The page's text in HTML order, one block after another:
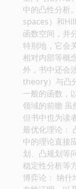
中的凸性分析
spaces）和
函数空间，并
特别地，它会
相对内部等概
外，书中还会
theory）与凸
一般的函数，
领域的前瞻 虽
但书中也为读
最优化理论：
中的理论直接
划、凸规划等
稳定性分析等
博弈论： 纳